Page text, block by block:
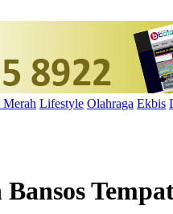
Lifestyle Olahraga Ekbis